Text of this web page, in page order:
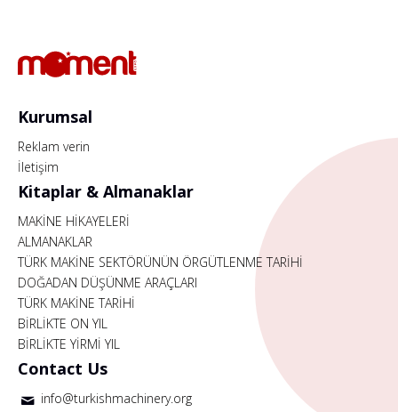
Kurumsal
Reklam verin
İletişim
Kitaplar & Almanaklar
MAKİNE HİKAYELERİ
ALMANAKLAR
TÜRK MAKİNE SEKTÖRÜNÜN ÖRGÜTLENME TARİHİ
DOĞADAN DÜŞÜNME ARAÇLARI
TÜRK MAKİNE TARİHİ
BİRLİKTE ON YIL
BİRLİKTE YİRMİ YIL
Contact Us
info@turkishmachinery.org